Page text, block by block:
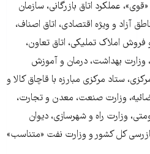
عملکرد اتاق بازرگانی، سازمان
آزاد و ویژه اقتصادی، اتاق اصناف،
املاک تملیکی، اتاق تعاون،
وزارت بهداشت، درمان و آموزش
ستاد مرکزی مبارزه با قاچاق کالا و
وزارت صنعت، معدن و تجارت،
وزارت راه و شهرسازی، دیوان
کل کشور و وزارت نفت «متناسب»